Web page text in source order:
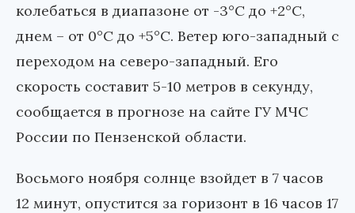
колебаться в диапазоне от -3°С до +2°С,
днем – от 0°С до +5°С. Ветер юго-западный с
переходом на северо-западный. Его
скорость составит 5-10 метров в секунду,
сообщается в прогнозе на сайте ГУ МЧС
России по Пензенской области.
Восьмого ноября солнце взойдет в 7 часов
12 минут, опустится за горизонт в 16 часов 17